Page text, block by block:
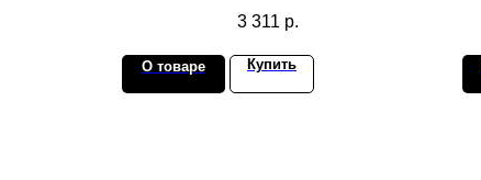
3 311 р.
О товаре Купить